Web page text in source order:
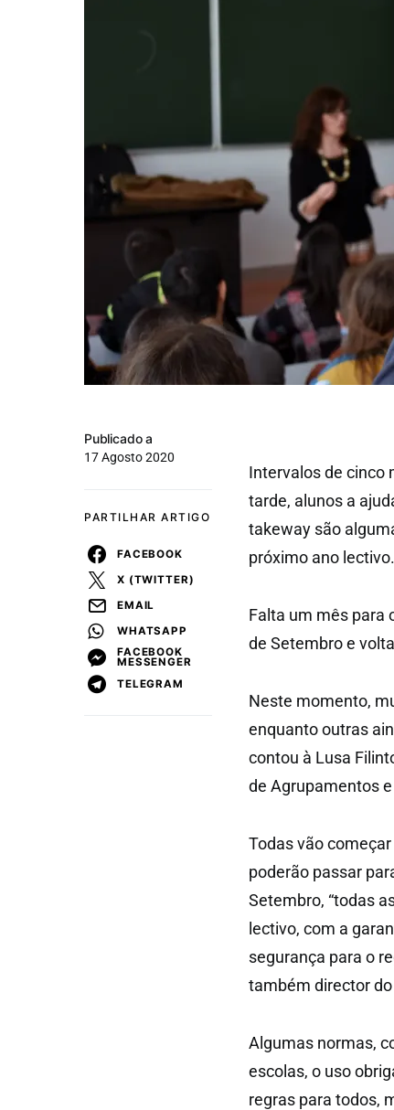
Publicado a
17 Agosto 2020
PARTILHAR ARTIGO
FACEBOOK
X (TWITTER)
EMAIL
WHATSAPP
FACEBOOK
MESSENGER
TELEGRAM
Intervalos de cinco
tarde, alunos a
takeway são
próximo ano lectivo.
Falta um mês para
de Setembro e
Neste momento,
enquanto outras
contou à Lusa
de Agrupamentos
Todas vão
poderão passar
Setembro, “todas
lectivo, com a
segurança para o
também director
Algumas normas,
escolas, o uso
regras para todos,